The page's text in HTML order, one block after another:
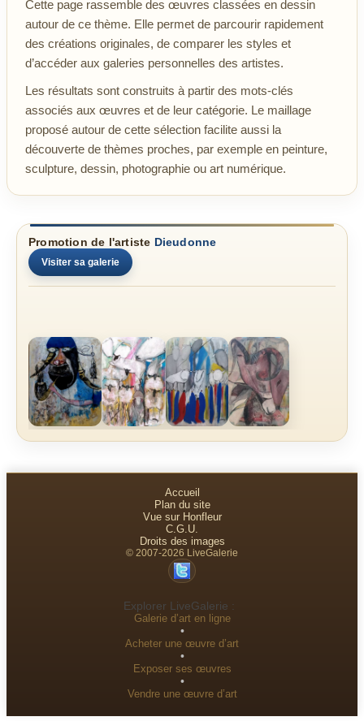
Cette page rassemble des œuvres classées en dessin
autour de ce thème. Elle permet de parcourir rapidement
des créations originales, de comparer les styles et
d’accéder aux galeries personnelles des artistes.
Les résultats sont construits à partir des mots-clés
associés aux œuvres et de leur catégorie. Le maillage
proposé autour de cette sélection facilite aussi la
découverte de thèmes proches, par exemple en peinture,
sculpture, dessin, photographie ou art numérique.
Promotion de l'artiste Dieudonne
Visiter sa galerie
Accueil
Plan du site
Vue sur Honfleur
C.G.U.
Droits des images
© 2007-2026 LiveGalerie
Explorer LiveGalerie :
Galerie d’art en ligne
•
Acheter une œuvre d’art
•
Exposer ses œuvres
•
Vendre une œuvre d’art